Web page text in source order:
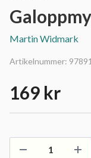
Martin Widmark
Artikelnummer:
169 kr